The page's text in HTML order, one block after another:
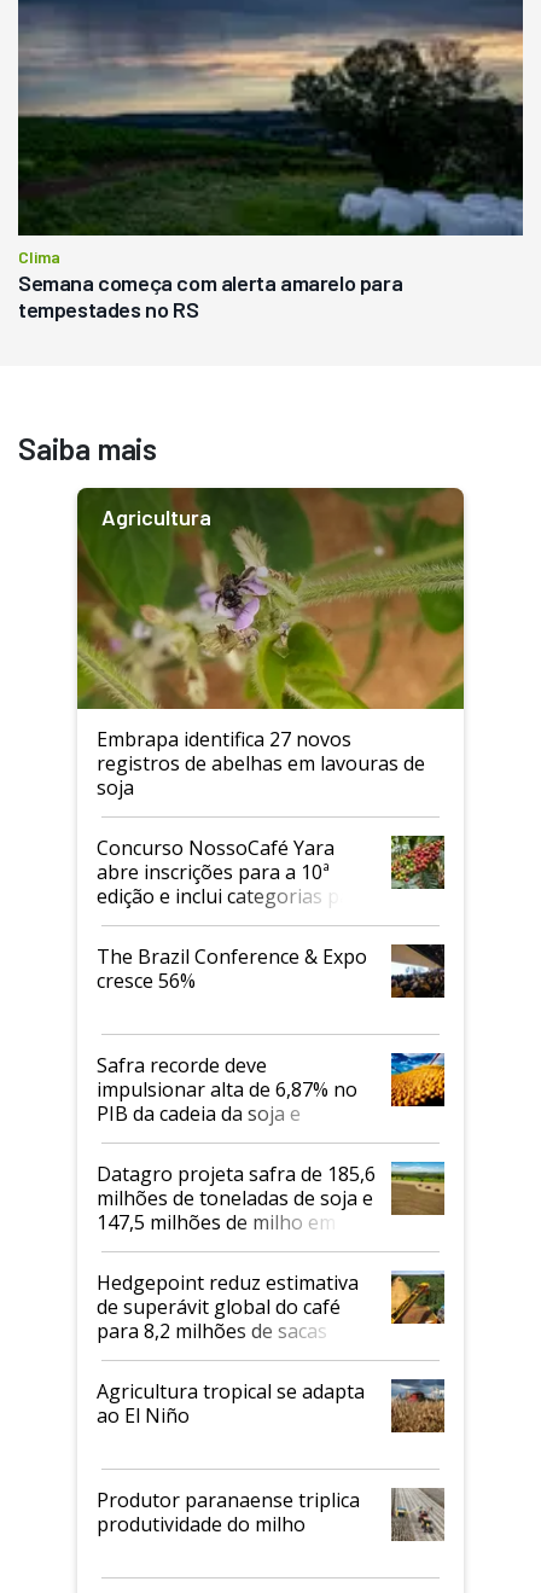
Clima
Semana começa com alerta amarelo para
tempestades no RS
Saiba mais
Agricultura
Embrapa identifica 27 novos
registros de abelhas em lavouras de
soja
Concurso NossoCafé Yara
abre inscrições para a 10ª
edição e inclui categorias para
cafés Canephora
The Brazil Conference & Expo
cresce 56%
Safra recorde deve
impulsionar alta de 6,87% no
PIB da cadeia da soja e
biodiesel em 2026
Datagro projeta safra de 185,6
milhões de toneladas de soja e
147,5 milhões de milho em
2026/27
Hedgepoint reduz estimativa
de superávit global do café
para 8,2 milhões de sacas
Agricultura tropical se adapta
ao El Niño
Produtor paranaense triplica
produtividade do milho